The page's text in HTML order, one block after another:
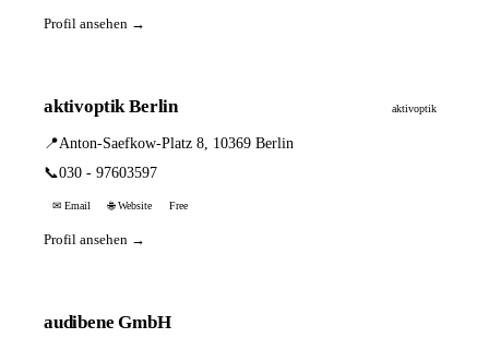
Profil ansehen →
aktivoptik Berlin aktivoptik
📍Anton-Saefkow-Platz 8, 10369 Berlin
📞030 - 97603597
✉ Email 🌐 Website Free
Profil ansehen →
audibene GmbH